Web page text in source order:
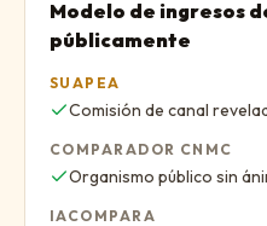
Modelo de ingresos
públicamente
SUAPEA
Sí:
Comisión de canal
COMPARADOR CNMC
Sí:
Organismo público sin
IACOMPARA